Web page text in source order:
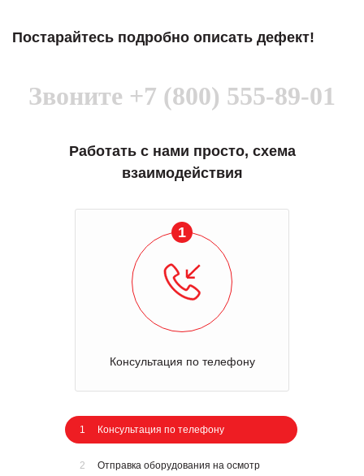
Постарайтесь подробно описать дефект!
Звоните +7 (800) 555-89-01
Работать с нами просто, схема
взаимодействия
1
Консультация по телефону
1 Консультация по телефону
2 Отправка оборудования на осмотр